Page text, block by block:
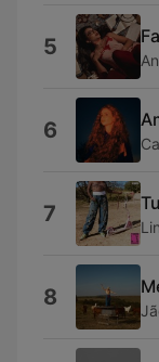
5
6
7
8